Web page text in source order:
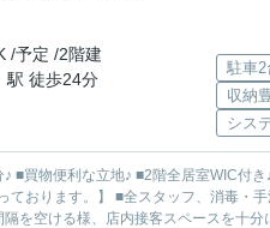
/予定 /2階建
駅 徒歩24分
駐車2
収納
シス
■買物便利な立地♪ ■2階全居室WIC付
おります。】 ■全スタッフ、消毒・
を空ける様、店内接客スペースを十分